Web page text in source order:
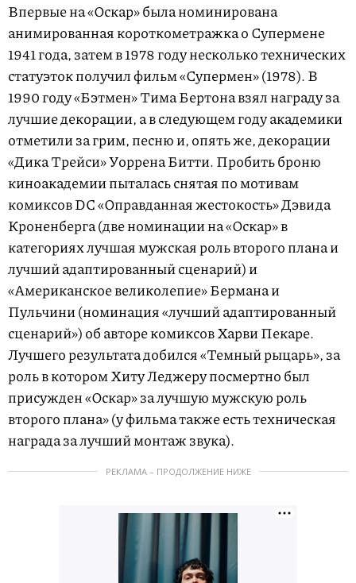
Впервые на «Оскар» была номинирована
анимированная короткометражка о Супермене
1941 года, затем в 1978 году несколько технических
статуэток получил фильм «Супермен» (1978). В
1990 году «Бэтмен» Тима Бертона взял награду за
лучшие декорации, а в следующем году академики
отметили за грим, песню и, опять же, декорации
«Дика Трейси» Уоррена Битти. Пробить броню
киноакадемии пыталась снятая по мотивам
комиксов DC «Оправданная жестокость» Дэвида
Кроненберга (две номинации на «Оскар» в
категориях лучшая мужская роль второго плана и
лучший адаптированный сценарий) и
«Американское великолепие» Бермана и
Пульчини (номинация «лучший адаптированный
сценарий») об авторе комиксов Харви Пекаре.
Лучшего результата добился «Темный рыцарь», за
роль в котором Хиту Леджеру посмертно был
присужден «Оскар» за лучшую мужскую роль
второго плана» (у фильма также есть техническая
награда за лучший монтаж звука).
РЕКЛАМА – ПРОДОЛЖЕНИЕ НИЖЕ